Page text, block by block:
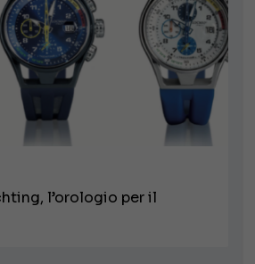
l’orologio per il